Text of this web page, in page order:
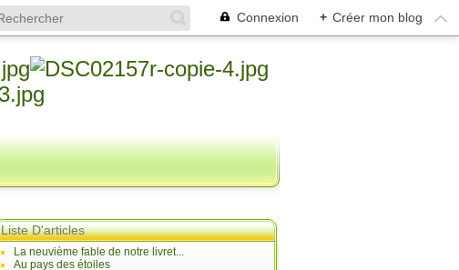
Connexion + Créer mon blog
Liste D'articles
La neuvième fable de notre livret...
Au pays des étoiles